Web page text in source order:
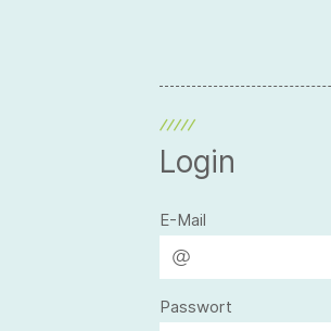
Login
E-Mail
Passwort